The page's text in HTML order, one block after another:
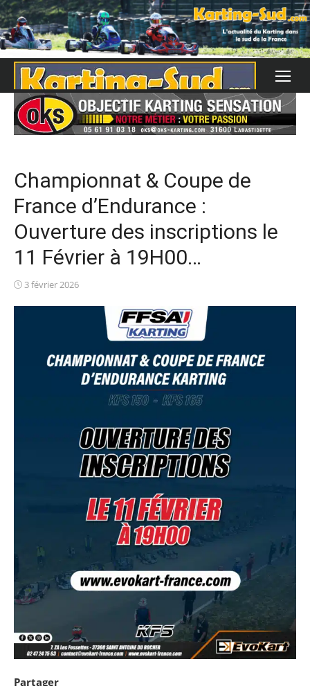
Skip
to
content
Championnat & Coupe de
France d’Endurance :
Ouverture des inscriptions le
11 Février à 19H00…
Posted
3 février 2026
Partager